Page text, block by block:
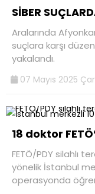
SİBER
Aralarında
suçlara karşı
yakalandı.
07 Mayıs 2025
18 doktor
FETÖ/PDY silahlı
yönelik İstanbul
operasyonda